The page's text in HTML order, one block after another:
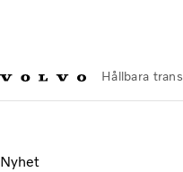
Hållbara
Nyhet